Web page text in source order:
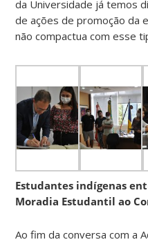
da Universidade já temos
de ações de promoção da
não compactua com esse
Estudantes indígenas
Moradia Estudantil ao
Ao fim da conversa com a